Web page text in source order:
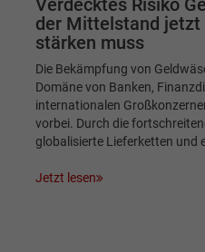
Verdecktes Risiko
der Mittelstand jetzt
stärken muss
Die Bekämpfung von
Domäne von Banken,
internationalen
vorbei. Durch die
globalisierte Lieferketten und
Jetzt lesen